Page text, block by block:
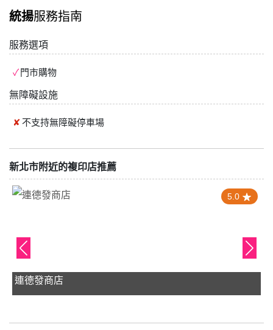
統揚服務指南
服務選項
門市購物
無障礙設施
不支持無障礙停車場
新北市附近的複印店推薦
5.0
連德發商店